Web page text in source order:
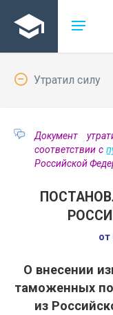
Утратил силу
Документ
соответствии с
Российской
от
О внесении
таможенных
из